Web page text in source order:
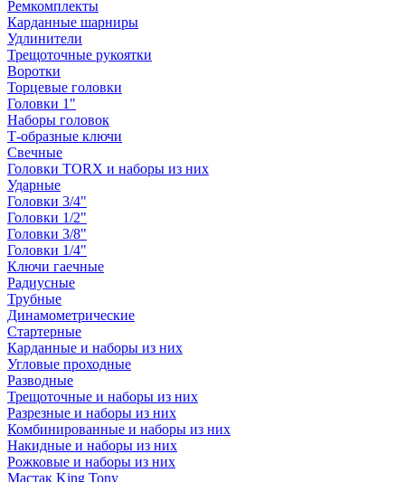
Ремкомплекты
Карданные шарниры
Удлинители
Трещоточные рукоятки
Воротки
Торцевые головки
Головки 1"
Наборы головок
Т-образные ключи
Свечные
Головки TORX и наборы из них
Ударные
Головки 3/4"
Головки 1/2"
Головки 3/8"
Головки 1/4"
Ключи гаечные
Радиусные
Трубные
Динамометрические
Стартерные
Карданные и наборы из них
Угловые проходные
Разводные
Трещоточные и наборы из них
Разрезные и наборы из них
Комбинированные и наборы из них
Накидные и наборы из них
Рожковые и наборы из них
Мастак King Tony